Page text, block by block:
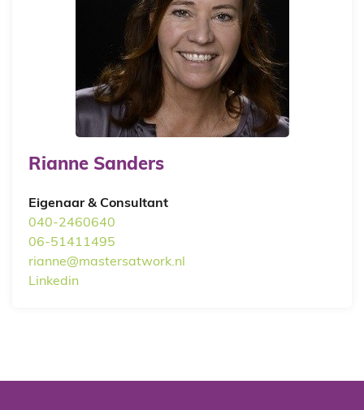
Rianne Sanders
Eigenaar & Consultant
040-2460640
06-51411495
rianne@mastersatwork.nl
Linkedin